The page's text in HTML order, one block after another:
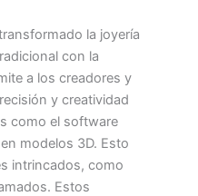
la joyería
con la
a los creadores y
y creatividad
como el software
modelos 3D. Esto
intrincados, como
Estos